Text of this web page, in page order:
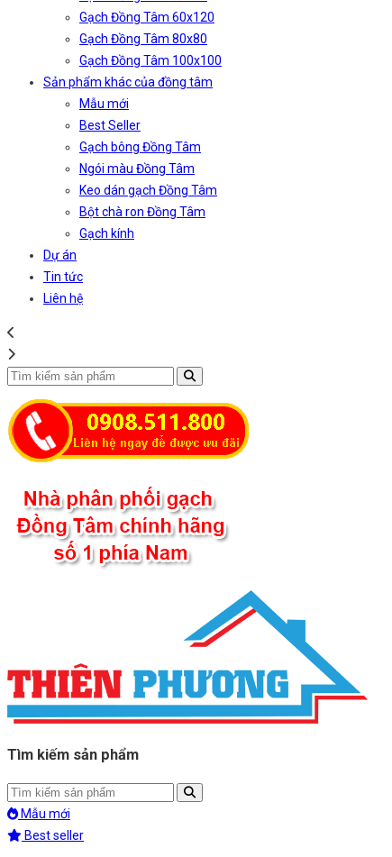
Gạch Đồng Tâm 60x120
Gạch Đồng Tâm 80x80
Gạch Đồng Tâm 100x100
Sản phẩm khác của đồng tâm
Mẫu mới
Best Seller
Gạch bông Đồng Tâm
Ngói màu Đồng Tâm
Keo dán gạch Đồng Tâm
Bột chà ron Đồng Tâm
Gạch kính
Dự án
Tin tức
Liên hệ
Tìm kiếm sản phẩm
Mẫu mới
Best seller